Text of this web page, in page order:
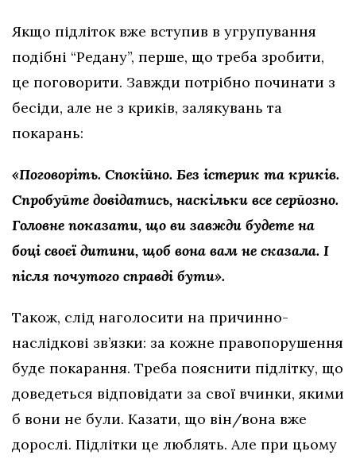
Якщо підліток вже вступив в угрупування
подібні “Редану”, перше, що треба зробити,
це поговорити. Завжди потрібно починати з
бесіди, але не з криків, залякувань та
покарань:
«Поговоріть. Спокійно. Без істерик та криків.
Спробуйте довідатись, наскільки все серйозно.
Головне показати, що ви завжди будете на
боці своєї дитини, щоб вона вам не сказала. І
після почутого справді бути».
Також, слід наголосити на причинно-
наслідкові зв’язки: за кожне правопорушення
буде покарання. Треба пояснити підлітку, що
доведеться відповідати за свої вчинки, якими
б вони не були. Казати, що він/вона вже
дорослі. Підлітки це люблять. Але при цьому